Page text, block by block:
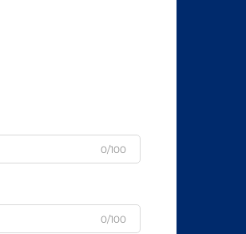
0/100
0/100